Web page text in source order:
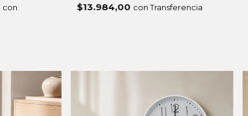
con
$13.984,00 con Transferencia